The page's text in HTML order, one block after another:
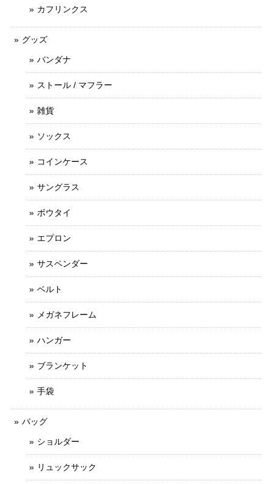
カフリンクス
グッズ
バンダナ
ストール / マフラー
雑貨
ソックス
コインケース
サングラス
ボウタイ
エプロン
サスペンダー
ベルト
メガネフレーム
ハンガー
ブランケット
手袋
バッグ
ショルダー
リュックサック